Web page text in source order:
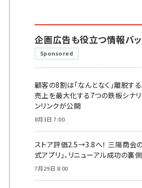
企画広告も役立つ情報バッ
Sponsored
顧客の8割は「なんとなく」離脱する
売上を最大化する7つの鉄板シナリ
ンリンクが公開
8月3日 7:00
ストア評価2.5→3.8へ！ 三陽商会
式アプリ」、リニューアル成功の裏
7月29日 8:00